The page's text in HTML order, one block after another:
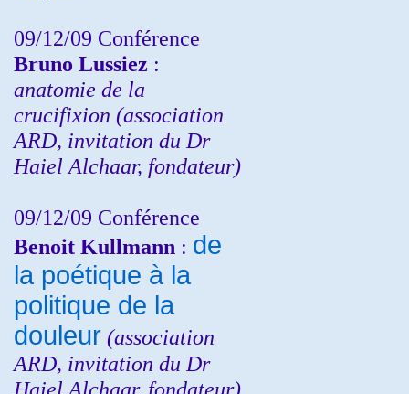
09/12/09 Conférence
Bruno Lussiez :
anatomie de la
crucifixion (association
ARD, invitation du Dr
Haiel Alchaar, fondateur)
09/12/09 Conférence
Benoit Kullmann : de
la poétique à la
politique de la
douleur (association
ARD, invitation du Dr
Haiel Alchaar, fondateur)